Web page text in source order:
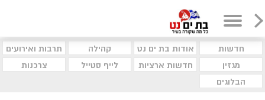
חדשות אודות בת ים נט קהילה
תרבות ואירועים
מגזין
חדשות ארציות לייף סטייל
צרכנות
הבלוגים